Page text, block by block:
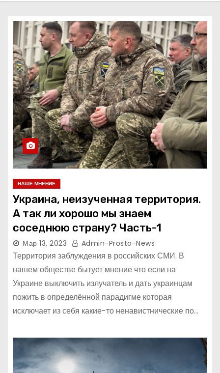
НАШЕ МНЕНИЕ
Украина, неизученная территория.
А так ли хорошо мы знаем
соседнюю страну? Часть-1
Мар 13, 2023 Admin-Prosto-News
Территория заблуждения в российских СМИ. В
нашем обществе бытует мнение что если на
Украине выключить излучатель и дать украинцам
пожить в определённой парадигме которая
исключает из себя какие-то ненавистнические по…